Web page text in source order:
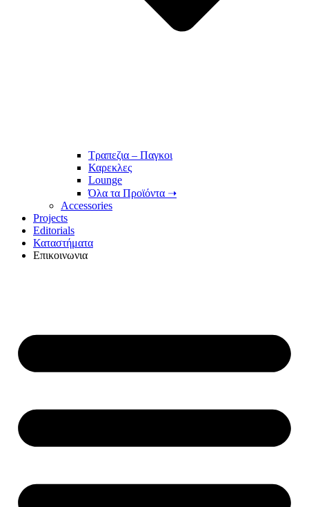
Τραπεζια – Παγκοι
Καρεκλες
Lounge
Όλα τα Προϊόντα ➝
Accessories
Projects
Editorials
Καταστήματα
Επικοινωνια